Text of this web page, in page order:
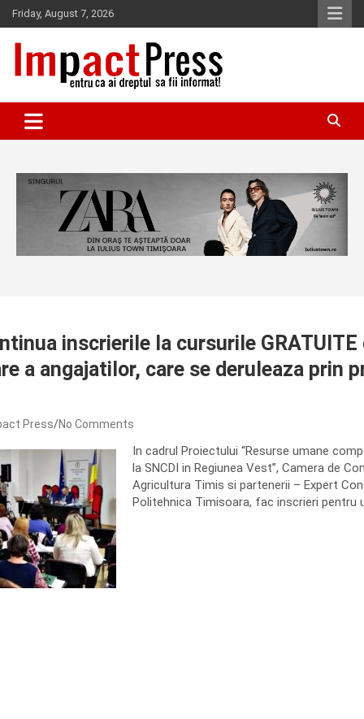
Skip
to
content
Friday, August 7, 2026
IMPACTPRESS
inscrierile la cursurile GRATUITE
a angajatilor, care se deruleaza prin
Press No Comments
In cadrul Proiectului “Resurse umane
la SNCDI in Regiunea Vest”, Camera de
Agricultura Timis si partenerii – Expert
Politehnica Timisoara, fac inscrieri pentru